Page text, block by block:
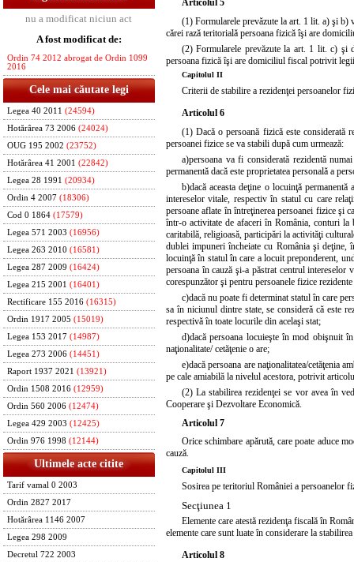
nu a modificat niciun act
A fost modificat de:
Ordin 74 2012 abrogat de Ordin 1099
2016
Cele mai căutate legi
Legea 40 2011 (24594)
Hotărârea 73 2006 (24024)
OUG 195 2002 (23752)
Hotărârea 41 2001 (22842)
Legea 28 1991 (20934)
Ordin 4 2007 (18306)
Cod 0 1864 (17579)
Legea 571 2003 (16956)
Legea 263 2010 (16581)
Legea 287 2009 (16424)
Legea 215 2001 (16401)
Rectificare 155 2016 (16315)
Ordin 1917 2005 (15019)
Legea 153 2017 (14987)
Legea 273 2006 (14451)
Raport 1937 2021 (13921)
Ordin 1508 2016 (12959)
Ordin 560 2006 (12474)
Legea 429 2003 (12425)
Ordin 976 1998 (12144)
Ultimele acte citite
Tarif vamal 0 2003
Ordin 2827 2017
Hotărârea 1146 2007
Legea 298 2009
Decretul 722 2003
Articolul 5
(1) Formularele prevăzute la art. 1 lit. a) şi b)
cărei rază teritorială persoana fizică îşi are
(2) Formularele prevăzute la art. 1 lit. c) şi
persoana fizică îşi are domiciliul fiscal potrivit
Capitolul II
Criterii de stabilire a rezidenţei persoanelor
Articolul 6
(1) Dacă o persoană fizică este considerată
persoanei fizice se va stabili după cum urmează:
a)persoana va fi considerată rezidentă
permanentă dacă este proprietatea personală a
b)dacă aceasta deţine o locuinţă
intereselor vitale, respectiv în statul cu care
persoane aflate în întreţinerea persoanei fizice şi
într-o activitate de afaceri în România, conturi
caritabilă, religioasă, participări la activităţi
dublei impuneri încheiate cu România şi deţine,
locuinţă în statul în care a locuit preponderent,
persoana în cauză şi-a păstrat centrul
corespunzător şi pentru persoanele fizice
c)dacă nu poate fi determinat statul în care
sa în niciunul dintre state, se consideră că este
respectivă în toate locurile din acelaşi stat;
d)dacă persoana locuieşte în mod obişnuit
naţionalitate/ cetăţenie o are;
e)dacă persoana are naţionalitatea/cetăţenia
pe cale amiabilă la nivelul acestora, potrivit
(2) La stabilirea rezidenţei se vor avea în
Cooperare şi Dezvoltare Economică.
Articolul 7
Orice schimbare apărută, care poate aduce
cauză.
Capitolul III
Sosirea pe teritoriul României a persoanelor
Secţiunea 1
Elemente care atestă rezidenţa fiscală în
elemente care sunt luate în considerare la
Articolul 8